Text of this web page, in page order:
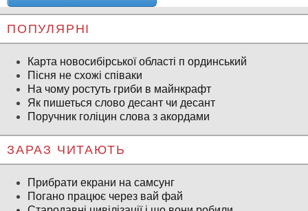
ПОПУЛЯРНІ
Карта новосибірської області п ординський
Пісня не схожі співаки
На чому ростуть гриби в майнкрафт
Як пишеться слово десант чи десант
Поручник голіцин слова з акордами
ЗАРАЗ ЧИТАЮТЬ
Прибрати екрани на самсунг
Погано працює через вай фай